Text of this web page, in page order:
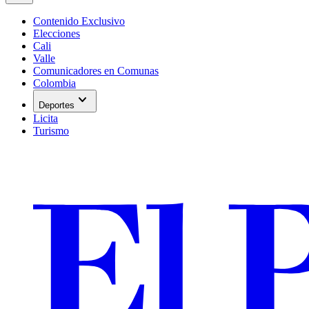
Contenido Exclusivo
Elecciones
Cali
Valle
Comunicadores en Comunas
Colombia
Deportes expand_more
Licita
Turismo